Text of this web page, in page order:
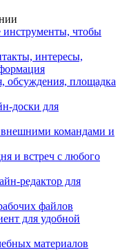
инструменты, чтобы
интересы,
обсуждения, площадка
доски для
внешними командами и
и встреч с любого
редактор для
файлов
для удобной
материалов